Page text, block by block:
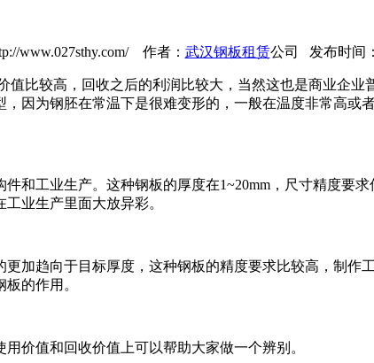
www.027sthy.com/ 作者： 武汉钢板租赁公司 发布时间
值比较高，回收之后的利润比较大，当然这也是商业企
因为钢胚在常温下是很难变形的，一般在温度非常高
工业生产。这种钢板的厚度在1~20mm，尺寸精度要求
业生产里面大放异彩。
趋向于目标厚度，这种钢板的精度要求比较高，制作
的作用。
值和回收价值上可以帮助大家做一个辨别。